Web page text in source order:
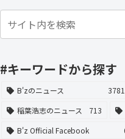
#キーワードから探す
B'zのニュース 3781
稲葉浩志のニュース
713
B'z Official Facebook